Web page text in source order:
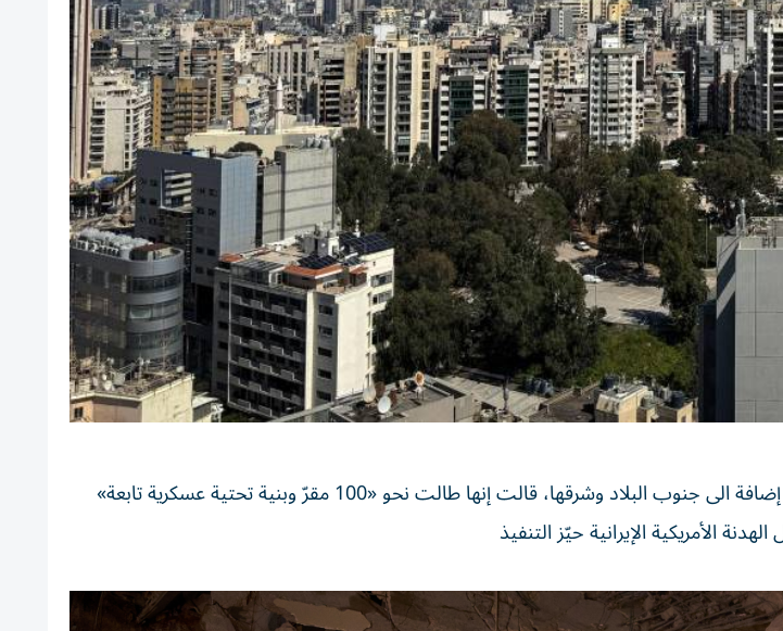
وشنّت إسرائيل عشرات الغارات بشكل متزامن على بيروت، وضاحيتها الجنوبية، إضافة الى جنوب البلاد وشرقها، قالت إنها طالت نحو «100 مقرّ وبنية تحتية عسكرية تابعة»
الأمريكية الإيرانية حيّز التنفيذ